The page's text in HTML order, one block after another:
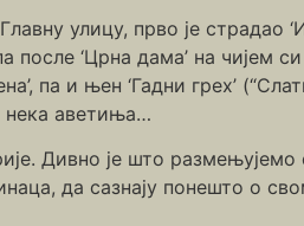
улицу, прво је страдао
после ‘Црна дама’ на чијем
па и њен ‘Гадни грех’
нека аветиња…
Дивно је што
да сазнају понешто о